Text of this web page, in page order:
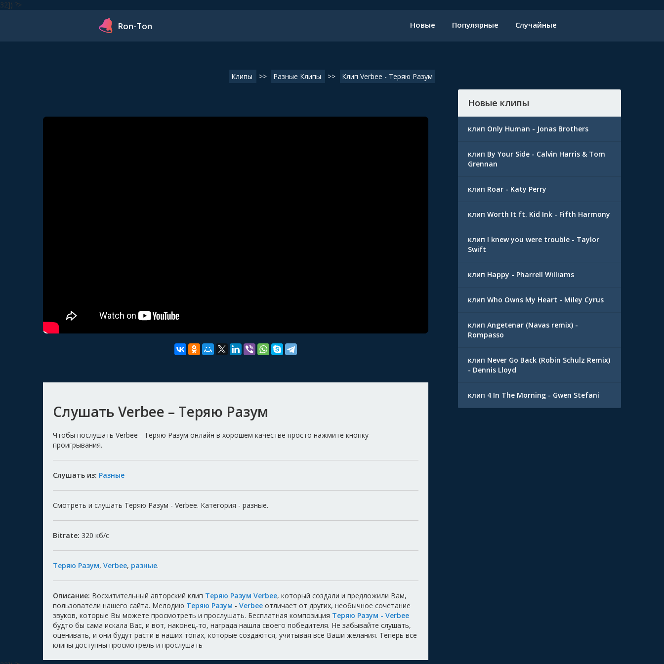
32]) ?>
Ron-Ton Новые Популярные Случайные
Клипы >> Разные Клипы >> Клип Verbee - Теряю Разум
Слушать Verbee – Теряю Разум
Чтобы послушать Verbee - Теряю Разум онлайн в хорошем качестве просто нажмите кнопку
проигрывания.
Слушать из: Разные
Смотреть и слушать Теряю Разум - Verbee. Категория - разные.
Bitrate: 320 кб/с
Теряю Разум, Verbee, разные.
Описание: Восхитительный авторский клип Теряю Разум Verbee, который создали и предложили Вам,
пользователи нашего сайта. Мелодию Теряю Разум - Verbee отличает от других, необычное сочетание
звуков, которые Вы можете просмотреть и прослушать. Бесплатная композиция Теряю Разум - Verbee
будто бы сама искала Вас, и вот, наконец-то, награда нашла своего победителя. Не забывайте слушать,
оценивать, и они будут расти в наших топах, которые создаются, учитывая все Ваши желания. Теперь все
клипы доступны просмотрель и прослушать
Новые клипы
клип Only Human - Jonas Brothers
клип By Your Side - Calvin Harris & Tom
Grennan
клип Roar - Katy Perry
клип Worth It ft. Kid Ink - Fifth Harmony
клип I knew you were trouble - Taylor
Swift
клип Happy - Pharrell Williams
клип Who Owns My Heart - Miley Cyrus
клип Angetenar (Navas remix) -
Rompasso
клип Never Go Back (Robin Schulz Remix)
- Dennis Lloyd
клип 4 In The Morning - Gwen Stefani